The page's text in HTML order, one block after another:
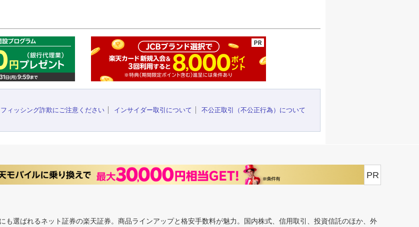
フィッシング詐欺にご注意ください インサイダー取引について
不公正取引（不公正行為）について
PR
選ばれるネット証券の楽天証券。商品ラインアップと格安手数料が魅力。国内株式、信用取引、投資信託のほか、外